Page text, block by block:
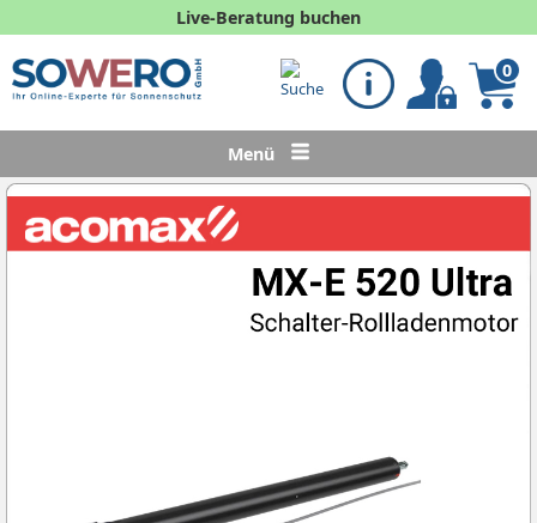
Live-Beratung buchen
0
Menü